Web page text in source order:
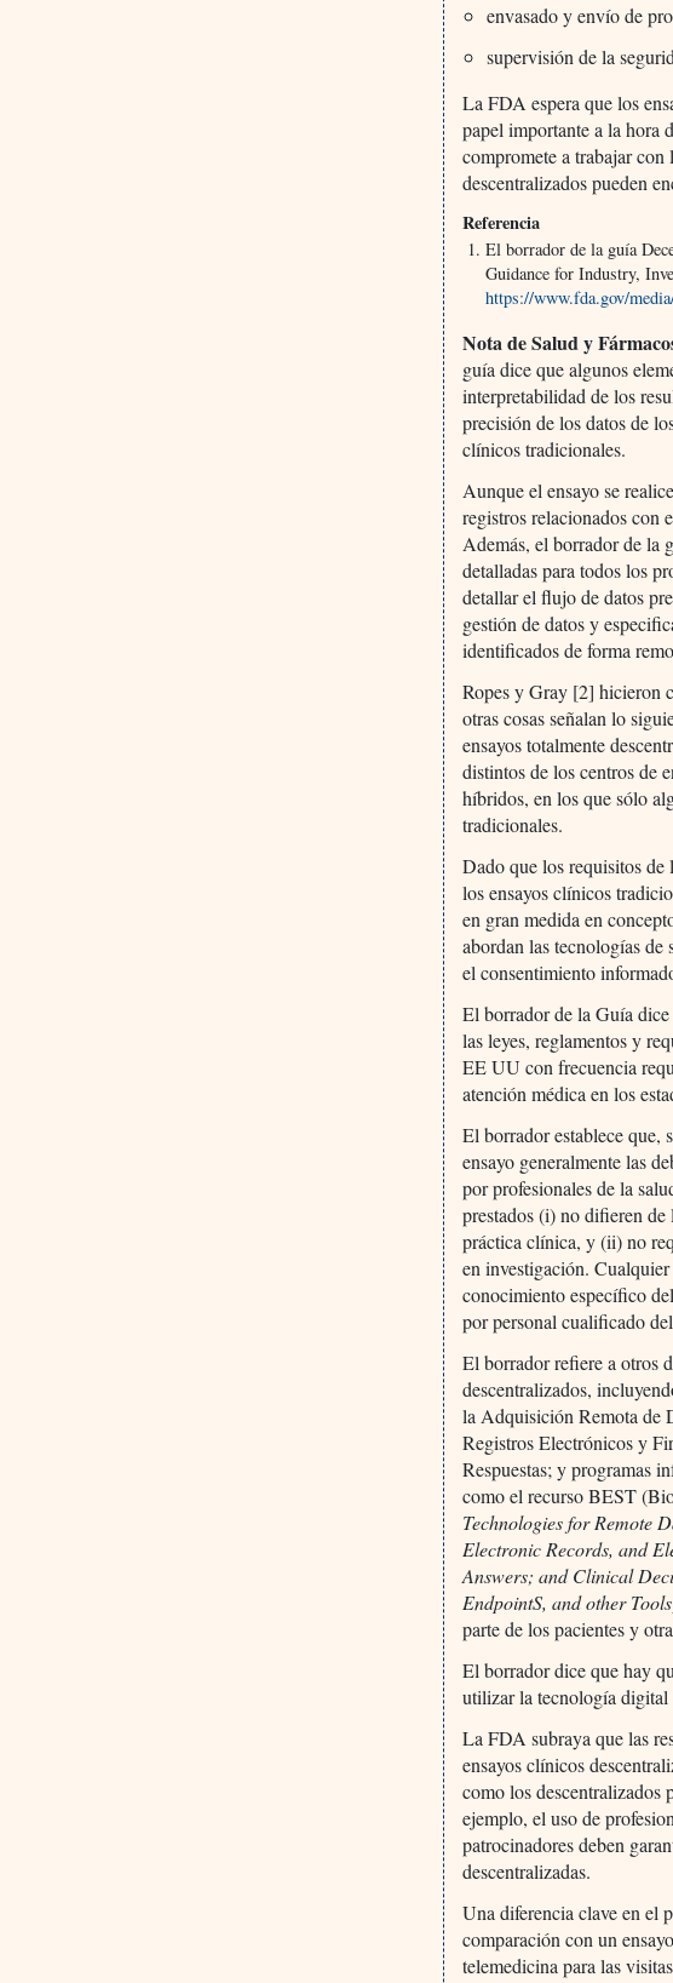
envasado y envío de
supervisión de la
La FDA espera que los
papel importante a la hora
compromete a trabajar
descentralizados pueden
Referencia
El borrador de la guía
Guidance for Industry,
https://www.fda.gov/
Nota de Salud y
guía dice que algunos
interpretabilidad de los
precisión de los datos de
clínicos tradicionales.
Aunque el ensayo se
registros relacionados con
Además, el borrador de la
detalladas para todos los
detallar el flujo de datos
gestión de datos y
identificados de forma
Ropes y Gray [2] hicieron
otras cosas señalan lo
ensayos totalmente
distintos de los centros de
híbridos, en los que sólo
tradicionales.
Dado que los requisitos de
los ensayos clínicos
en gran medida en
abordan las tecnologías de
el consentimiento
El borrador de la Guía
las leyes, reglamentos y
EE UU con frecuencia
atención médica en los
El borrador establece que,
ensayo generalmente las
por profesionales de la
prestados (i) no difieren
práctica clínica, y (ii) no
en investigación.
conocimiento específico
por personal cualificado
El borrador refiere a otros
descentralizados,
la Adquisición Remota de
Registros Electrónicos y
Respuestas; y programas
como el recurso BEST
Technologies for Remote
Electronic Records, and
Answers; and Clinical
EndpointS, and other
parte de los pacientes y
El borrador dice que hay
utilizar la tecnología digital
La FDA subraya que las
ensayos clínicos
como los descentralizados
ejemplo, el uso de
patrocinadores deben
descentralizadas.
Una diferencia clave en el
comparación con un
telemedicina para las